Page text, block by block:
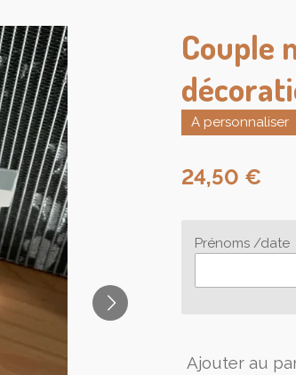
Couple
A personnaliser
24,50 €
Prénoms /date
Ajouter au